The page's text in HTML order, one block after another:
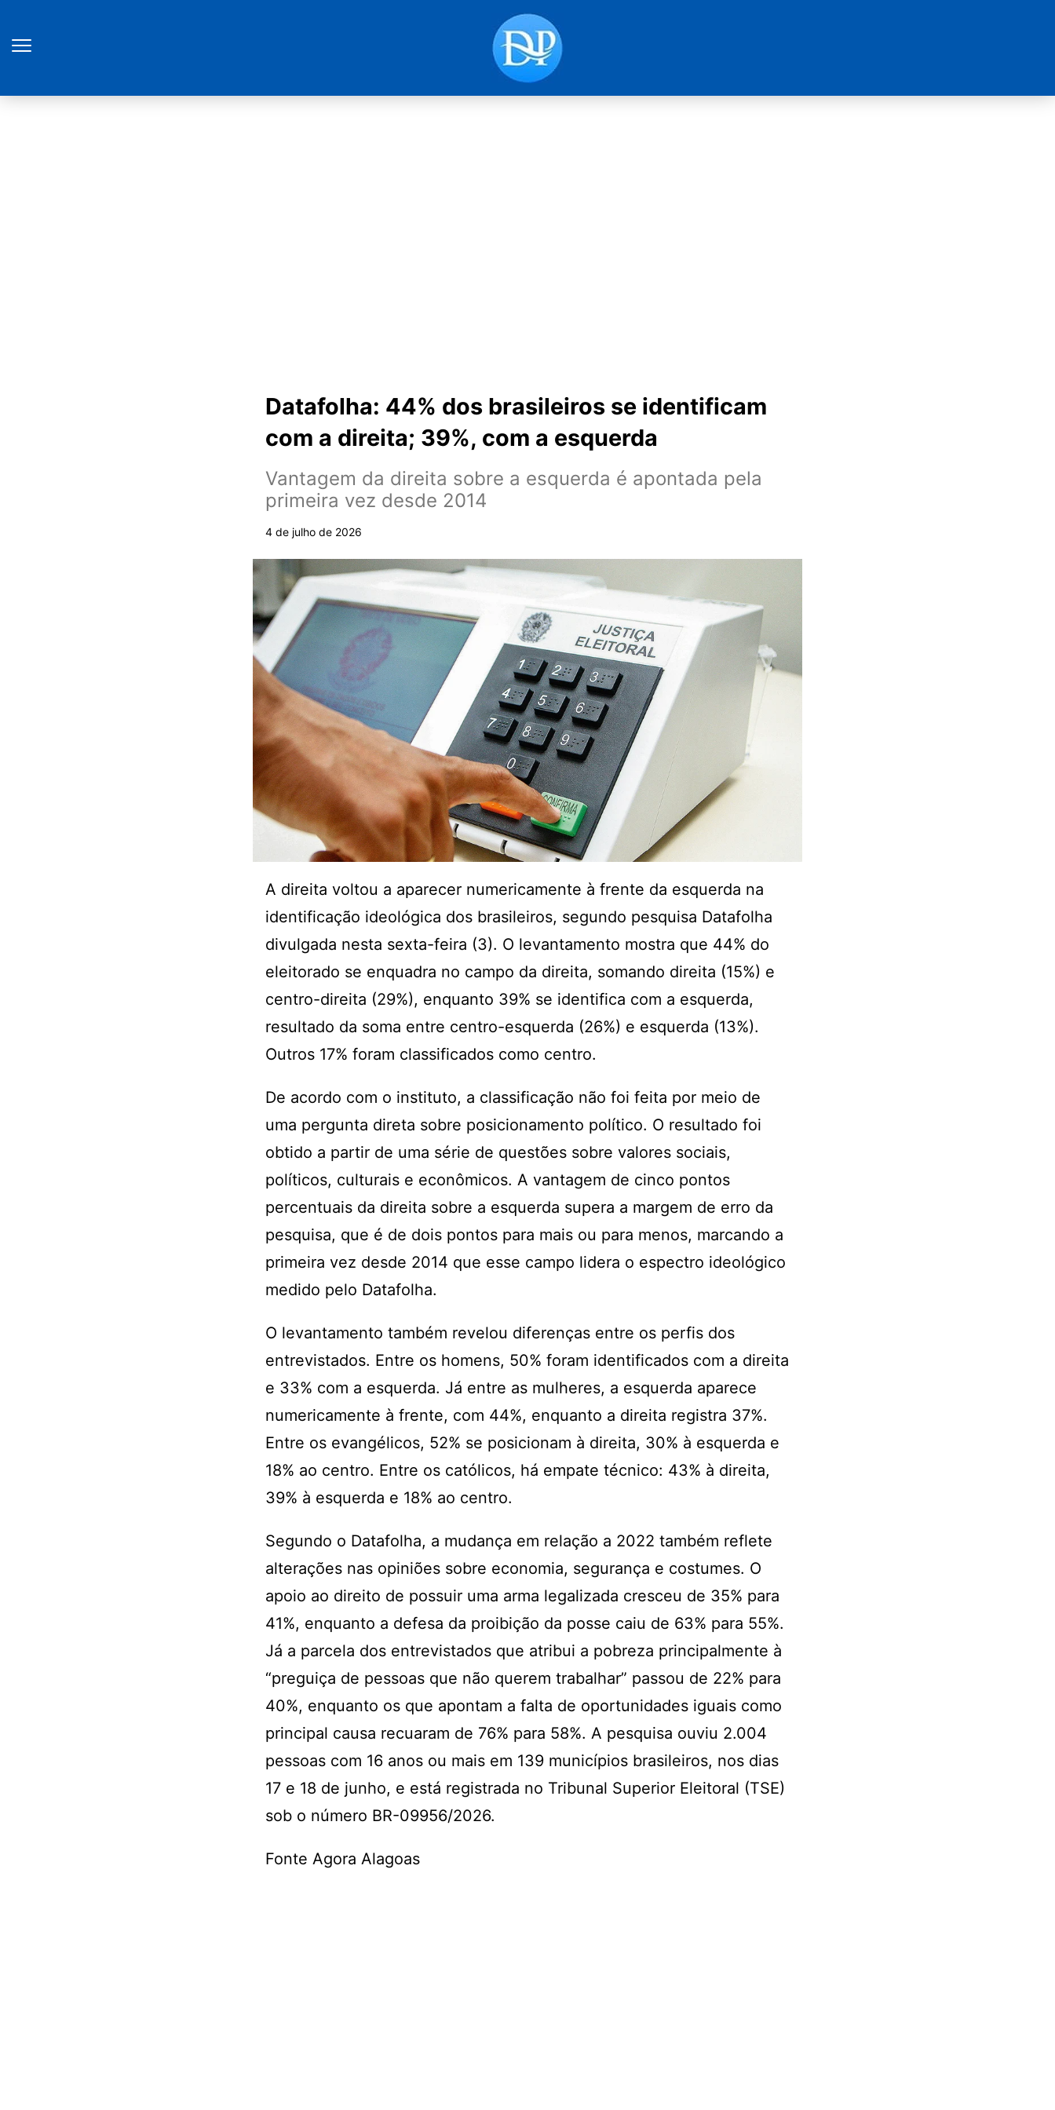
Datafolha: 44% dos brasileiros se identificam
com a direita; 39%, com a esquerda
Vantagem da direita sobre a esquerda é apontada pela
primeira vez desde 2014
4 de julho de 2026
A direita voltou a aparecer numericamente à frente da esquerda na
identificação ideológica dos brasileiros, segundo pesquisa Datafolha
divulgada nesta sexta-feira (3). O levantamento mostra que 44% do
eleitorado se enquadra no campo da direita, somando direita (15%) e
centro-direita (29%), enquanto 39% se identifica com a esquerda,
resultado da soma entre centro-esquerda (26%) e esquerda (13%).
Outros 17% foram classificados como centro.
De acordo com o instituto, a classificação não foi feita por meio de
uma pergunta direta sobre posicionamento político. O resultado foi
obtido a partir de uma série de questões sobre valores sociais,
políticos, culturais e econômicos. A vantagem de cinco pontos
percentuais da direita sobre a esquerda supera a margem de erro da
pesquisa, que é de dois pontos para mais ou para menos, marcando a
primeira vez desde 2014 que esse campo lidera o espectro ideológico
medido pelo Datafolha.
O levantamento também revelou diferenças entre os perfis dos
entrevistados. Entre os homens, 50% foram identificados com a direita
e 33% com a esquerda. Já entre as mulheres, a esquerda aparece
numericamente à frente, com 44%, enquanto a direita registra 37%.
Entre os evangélicos, 52% se posicionam à direita, 30% à esquerda e
18% ao centro. Entre os católicos, há empate técnico: 43% à direita,
39% à esquerda e 18% ao centro.
Segundo o Datafolha, a mudança em relação a 2022 também reflete
alterações nas opiniões sobre economia, segurança e costumes. O
apoio ao direito de possuir uma arma legalizada cresceu de 35% para
41%, enquanto a defesa da proibição da posse caiu de 63% para 55%.
Já a parcela dos entrevistados que atribui a pobreza principalmente à
“preguiça de pessoas que não querem trabalhar” passou de 22% para
40%, enquanto os que apontam a falta de oportunidades iguais como
principal causa recuaram de 76% para 58%. A pesquisa ouviu 2.004
pessoas com 16 anos ou mais em 139 municípios brasileiros, nos dias
17 e 18 de junho, e está registrada no Tribunal Superior Eleitoral (TSE)
sob o número BR-09956/2026.
Fonte Agora Alagoas